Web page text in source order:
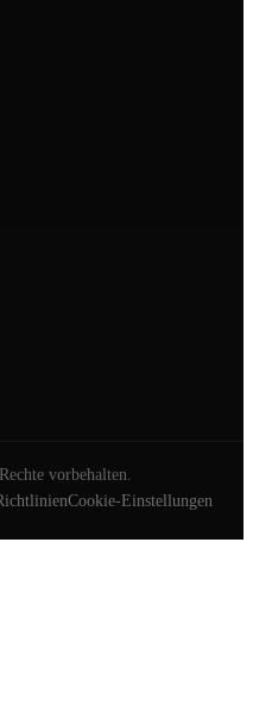
vorbehalten.
Cookie-Einstellungen